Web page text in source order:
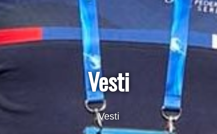
Vesti
Vesti